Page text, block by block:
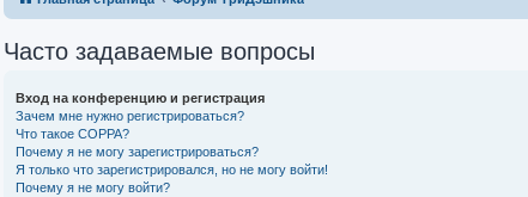
Часто задаваемые вопросы
Вход на конференцию и регистрация
Зачем мне нужно регистрироваться?
Что такое COPPA?
Почему я не могу зарегистрироваться?
Я только что зарегистрировался, но не могу войти!
Почему я не могу войти?